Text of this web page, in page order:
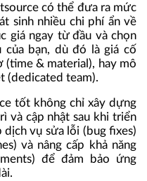
có thể đưa ra mức
sinh nhiều chi phí ẩn về
giá ngay từ đầu và chọn
bạn, dù đó là giá cố
& material), hay mô
(dedicated team).
tốt không chỉ xây dựng
và cập nhật sau khi triển
dịch vụ sửa lỗi (bug fixes)
và nâng cấp khả năng
để đảm bảo ứng